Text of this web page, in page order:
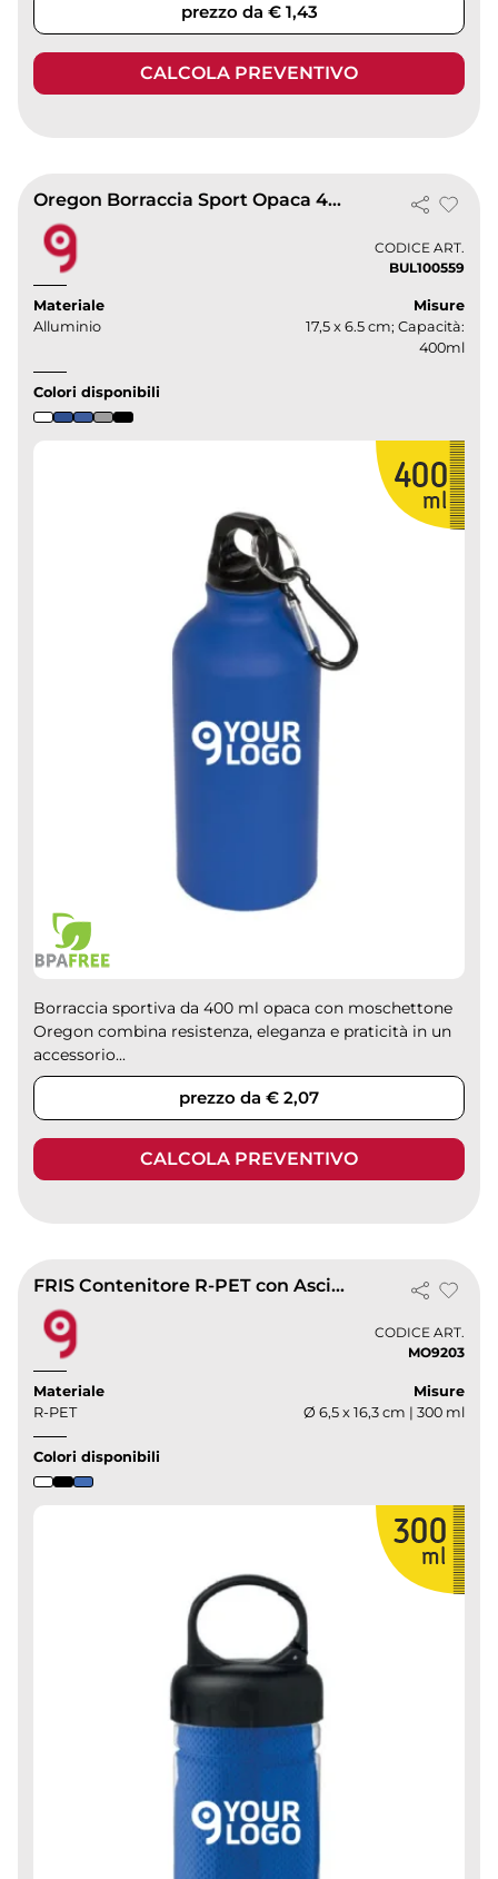
prezzo da € 1,43
CALCOLA PREVENTIVO
Oregon Borraccia Sport Opaca 400ml Alluminio con Moschettone Nero
CODICE ART.
BUL100559
Materiale
Alluminio
Misure
17,5 x 6.5 cm; Capacità:
400ml
Colori disponibili
Borraccia sportiva da 400 ml opaca con moschettone
Oregon combina resistenza, eleganza e praticità in un
accessorio...
prezzo da € 2,07
CALCOLA PREVENTIVO
FRIS Contenitore R-PET con Asciugamano Microfibra 300ml
CODICE ART.
MO9203
Materiale
R-PET
Misure
Ø 6,5 x 16,3 cm | 300 ml
Colori disponibili